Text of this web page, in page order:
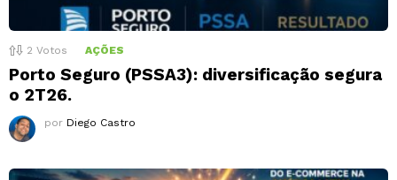
2 Votos AÇÕES
Porto Seguro (PSSA3): diversificação segura
o 2T26.
por Diego Castro